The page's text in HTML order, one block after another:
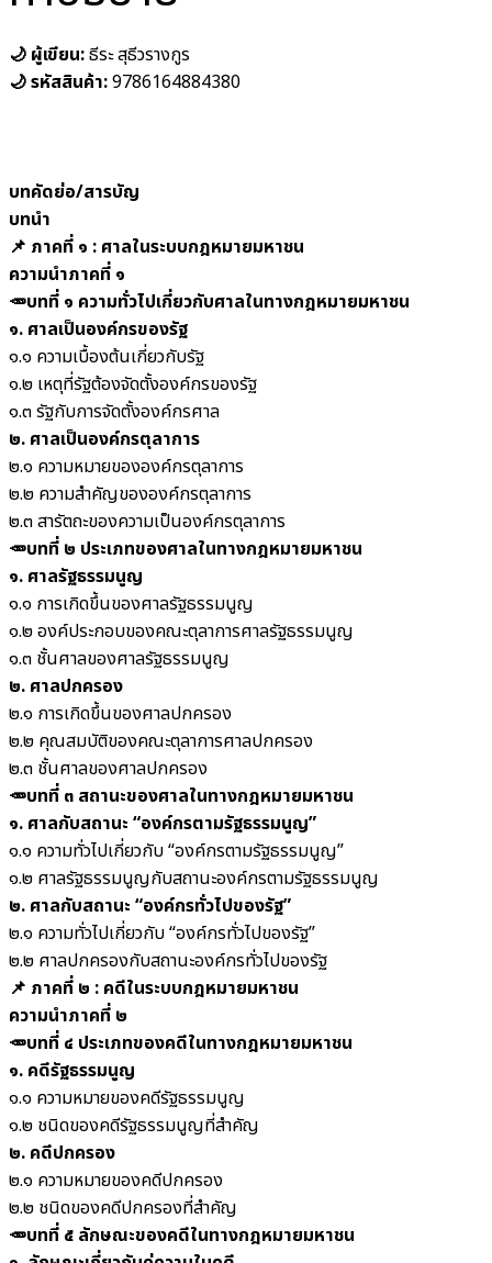
🌙 ผู้เขียน:ธีระ สุธีวรางกูร
🌙 รหัสสินค้า:9786164884380
บทคัดย่อ/สารบัญ
บทนำ
📌 ภาคที่ ๑ : ศาลในระบบกฎหมายมหาชน
ความนำภาคที่ ๑
🥕บทที่ ๑ ความทั่วไปเกี่ยวกับศาลในทางกฎหมายมหาชน
๑. ศาลเป็นองค์กรของรัฐ
๑.๑ ความเบื้องต้นเกี่ยวกับรัฐ
๑.๒ เหตุที่รัฐต้องจัดตั้งองค์กรของรัฐ
๑.๓ รัฐกับการจัดตั้งองค์กรศาล
๒. ศาลเป็นองค์กรตุลาการ
๒.๑ ความหมายขององค์กรตุลาการ
๒.๒ ความสำคัญขององค์กรตุลาการ
๒.๓ สารัตถะของความเป็นองค์กรตุลาการ
🥕บทที่ ๒ ประเภทของศาลในทางกฎหมายมหาชน
๑. ศาลรัฐธรรมนูญ
๑.๑ การเกิดขึ้นของศาลรัฐธรรมนูญ
๑.๒ องค์ประกอบของคณะตุลาการศาลรัฐธรรมนูญ
๑.๓ ชั้นศาลของศาลรัฐธรรมนูญ
๒. ศาลปกครอง
๒.๑ การเกิดขึ้นของศาลปกครอง
๒.๒ คุณสมบัติของคณะตุลาการศาลปกครอง
๒.๓ ชั้นศาลของศาลปกครอง
🥕บทที่ ๓ สถานะของศาลในทางกฎหมายมหาชน
๑. ศาลกับสถานะ “องค์กรตามรัฐธรรมนูญ”
๑.๑ ความทั่วไปเกี่ยวกับ “องค์กรตามรัฐธรรมนูญ”
๑.๒ ศาลรัฐธรรมนูญกับสถานะองค์กรตามรัฐธรรมนูญ
๒. ศาลกับสถานะ “องค์กรทั่วไปของรัฐ”
๒.๑ ความทั่วไปเกี่ยวกับ “องค์กรทั่วไปของรัฐ”
๒.๒ ศาลปกครองกับสถานะองค์กรทั่วไปของรัฐ
📌 ภาคที่ ๒ : คดีในระบบกฎหมายมหาชน
ความนำภาคที่ ๒
🥕บทที่ ๔ ประเภทของคดีในทางกฎหมายมหาชน
๑. คดีรัฐธรรมนูญ
๑.๑ ความหมายของคดีรัฐธรรมนูญ
๑.๒ ชนิดของคดีรัฐธรรมนูญที่สำคัญ
๒. คดีปกครอง
๒.๑ ความหมายของคดีปกครอง
๒.๒ ชนิดของคดีปกครองที่สำคัญ
🥕บทที่ ๕ ลักษณะของคดีในทางกฎหมายมหาชน